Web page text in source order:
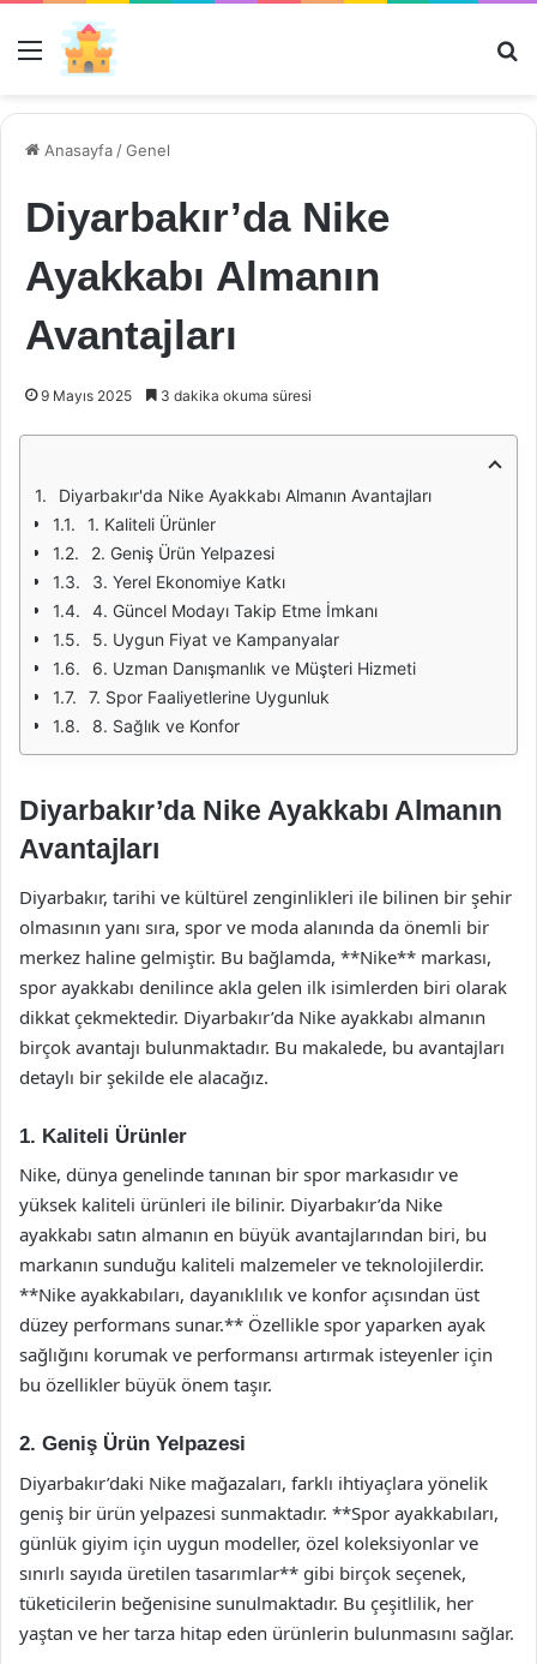
Menü
Anasayfa /Genel
Diyarbakır’da Nike
Ayakkabı Almanın
Avantajları
9 Mayıs 2025 3 dakika okuma süresi
Diyarbakır'da Nike Ayakkabı Almanın Avantajları
1. Kaliteli Ürünler
2. Geniş Ürün Yelpazesi
3. Yerel Ekonomiye Katkı
4. Güncel Modayı Takip Etme İmkanı
5. Uygun Fiyat ve Kampanyalar
6. Uzman Danışmanlık ve Müşteri Hizmeti
7. Spor Faaliyetlerine Uygunluk
8. Sağlık ve Konfor
Diyarbakır’da Nike Ayakkabı Almanın
Avantajları
Diyarbakır, tarihi ve kültürel zenginlikleri ile bilinen bir şehir
olmasının yanı sıra, spor ve moda alanında da önemli bir
merkez haline gelmiştir. Bu bağlamda, **Nike** markası,
spor ayakkabı denilince akla gelen ilk isimlerden biri olarak
dikkat çekmektedir. Diyarbakır’da Nike ayakkabı almanın
birçok avantajı bulunmaktadır. Bu makalede, bu avantajları
detaylı bir şekilde ele alacağız.
1. Kaliteli Ürünler
Nike, dünya genelinde tanınan bir spor markasıdır ve
yüksek kaliteli ürünleri ile bilinir. Diyarbakır’da Nike
ayakkabı satın almanın en büyük avantajlarından biri, bu
markanın sunduğu kaliteli malzemeler ve teknolojilerdir.
**Nike ayakkabıları, dayanıklılık ve konfor açısından üst
düzey performans sunar.** Özellikle spor yaparken ayak
sağlığını korumak ve performansı artırmak isteyenler için
bu özellikler büyük önem taşır.
2. Geniş Ürün Yelpazesi
Diyarbakır’daki Nike mağazaları, farklı ihtiyaçlara yönelik
geniş bir ürün yelpazesi sunmaktadır. **Spor ayakkabıları,
günlük giyim için uygun modeller, özel koleksiyonlar ve
sınırlı sayıda üretilen tasarımlar** gibi birçok seçenek,
tüketicilerin beğenisine sunulmaktadır. Bu çeşitlilik, her
yaştan ve her tarza hitap eden ürünlerin bulunmasını sağlar.